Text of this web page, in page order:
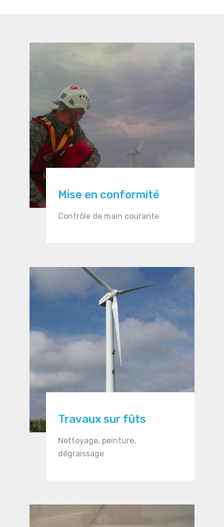
Mise en conformité
Contrôle de main courante
Travaux sur fûts
Nettoyage, peinture,
dégraissage